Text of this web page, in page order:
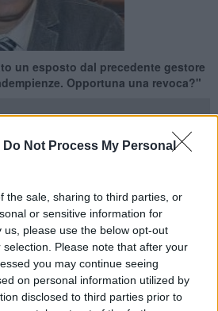
Do Not Process My Personal
the sale, sharing to third parties, or
or sensitive information for
please use the below opt-out
Please note that after your
you may continue seeing
on personal information utilized by
disclosed to third parties prior to
un esposto dal precedente gestore
Opportuna una revoca?"
il campo da rugby ad una società
di Arezzo ha affidato la gestione
a una società che avrebbe
a una serie di obbligazioni
dell’attività rugbystica,
di corsi, convegni o seminari